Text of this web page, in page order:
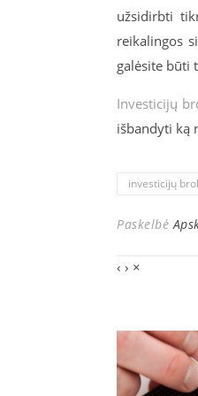
užsidirbti
reikalingos
galėsite būti
Investicijų
išbandyti ką
investicijų
Paskelbė
‹ › ×